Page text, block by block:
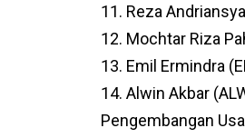
11. Reza
12. Mochtar Riza
13. Emil Ermindra
14. Alwin Akbar
Pengembangan